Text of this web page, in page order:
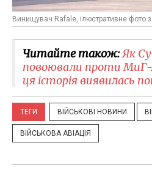
Винищувач Rafale, ілюстративне фото
Читайте також:Як
повоювали проти МиГ-
ця історія виявилась
ТЕГИ ВІЙСЬКОВІ НОВИНИ
ВІЙСЬКОВА АВІАЦІЯ